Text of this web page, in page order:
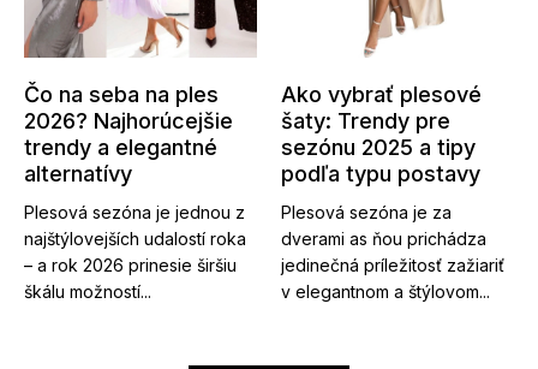
Čo na seba na ples
2026? Najhorúcejšie
trendy a elegantné
alternatívy
Plesová sezóna je jednou z
najštýlovejších udalostí roka
– a rok 2026 prinesie širšiu
škálu možností...
Ako vybrať plesové
šaty: Trendy pre
sezónu 2025 a tipy
podľa typu postavy
Plesová sezóna je za
dverami as ňou prichádza
jedinečná príležitosť zažiariť
v elegantnom a štýlovom...